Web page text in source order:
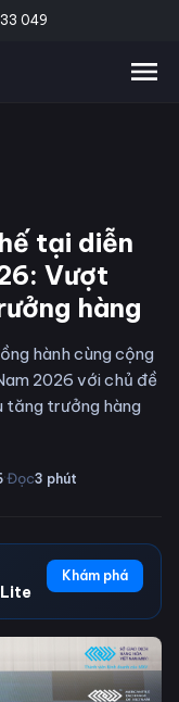
049
tại diễn
Vượt
hàng
hành cùng cộng
2026 với chủ đề
tăng trưởng hàng
·Đọc3 phút
Khám phá